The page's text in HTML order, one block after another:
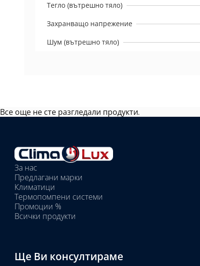
Тегло (вътрешно тяло)
Захранващо напрежение
Шум (вътрешно тяло)
Все още не сте разгледали продукти.
Избрани
вътрешни
тела:
Избрано
тяло:
За нас
Предлагани марки
Климатици
Термопомпени системи
Промоции %
Всички продукти
Ще Ви консултираме